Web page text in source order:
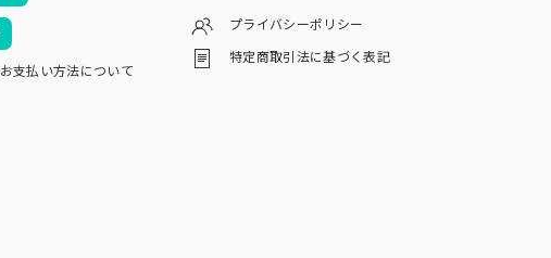
お支払い方法について
プライバシーポリシー
特定商取引法に基づく表記